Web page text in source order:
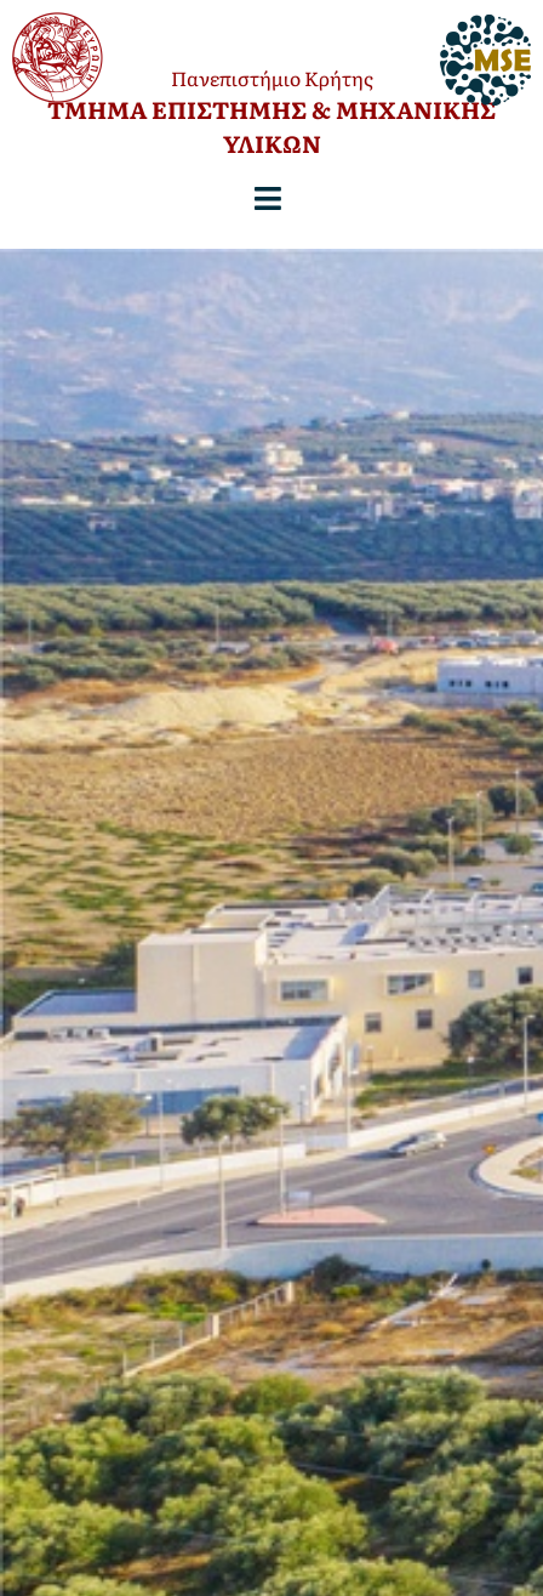
Πανεπιστήμιο Κρήτης
TΜΗΜΑ ΕΠΙΣΤΗΜΗΣ & ΜΗΧΑΝΙΚΗΣ
ΥΛΙΚΩΝ